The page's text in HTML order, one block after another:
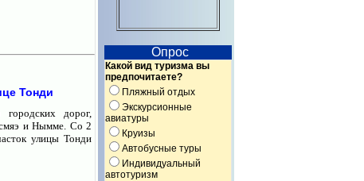
Тонди
дорог,
и Нымме. Со 2
улицы Тонди
Опрос
Какой вид туризма вы
предпочитаете?
Пляжный отдых
Экскурсионные
авиатуры
Круизы
Автобусные туры
Индивидуальный
автотуризм